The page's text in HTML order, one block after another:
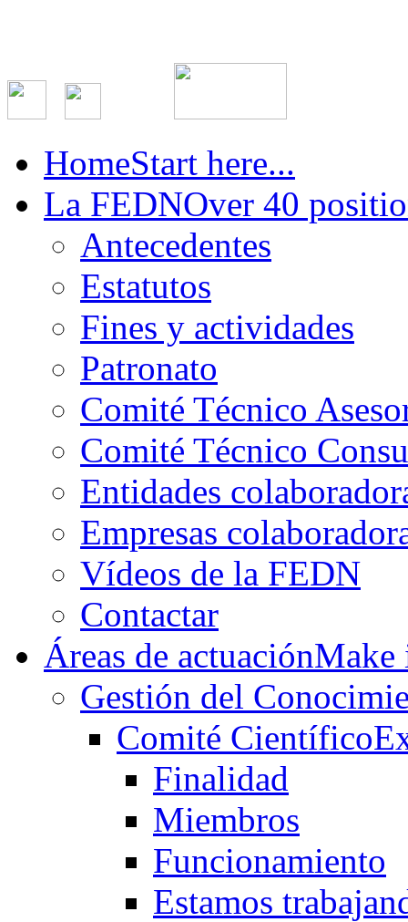
HomeStart here...
La FEDNOver 40
Antecedentes
Estatutos
Fines y actividades
Patronato
Comité Técnico
Comité Técnico
Entidades
Empresas
Vídeos de la FEDN
Contactar
Áreas de actuación
Gestión del
Comité Científico
Finalidad
Miembros
Funcionamiento
Estamos